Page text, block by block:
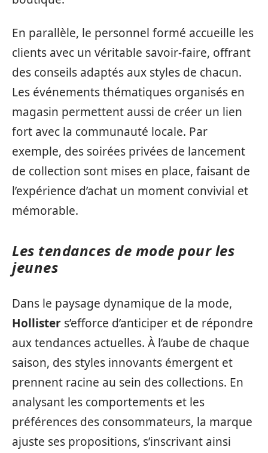
En parallèle, le personnel formé accueille les
clients avec un véritable savoir-faire, offrant
des conseils adaptés aux styles de chacun.
Les événements thématiques organisés en
magasin permettent aussi de créer un lien
fort avec la communauté locale. Par
exemple, des soirées privées de lancement
de collection sont mises en place, faisant de
l’expérience d’achat un moment convivial et
mémorable.
Les tendances de mode pour les
jeunes
Dans le paysage dynamique de la mode,
Hollister s’efforce d’anticiper et de répondre
aux tendances actuelles. À l’aube de chaque
saison, des styles innovants émergent et
prennent racine au sein des collections. En
analysant les comportements et les
préférences des consommateurs, la marque
ajuste ses propositions, s’inscrivant ainsi